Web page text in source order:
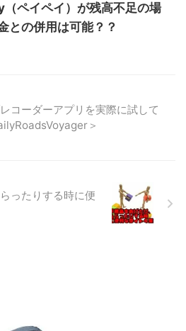
（ペイペイ）が残高不足の場
との併用は可能？？
コーダーアプリを実際に試して
＞
ったりする時に便